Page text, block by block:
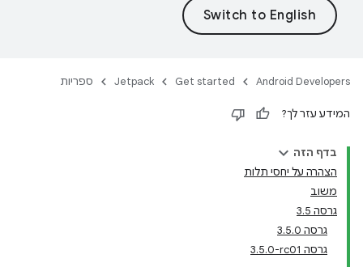
Android Developers
Get started
Jetpack ספריות
המידע עזר לך?
בדף הזה
הצהרה על יחסי תלות
משוב
גרסה 3.5
גרסה 3.5.0
גרסה ‎3.5.0-rc01